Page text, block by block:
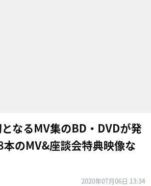
となるMV集のBD・DVDが発
本のMV&座談会特典映像な
2020年07月06日 13:34